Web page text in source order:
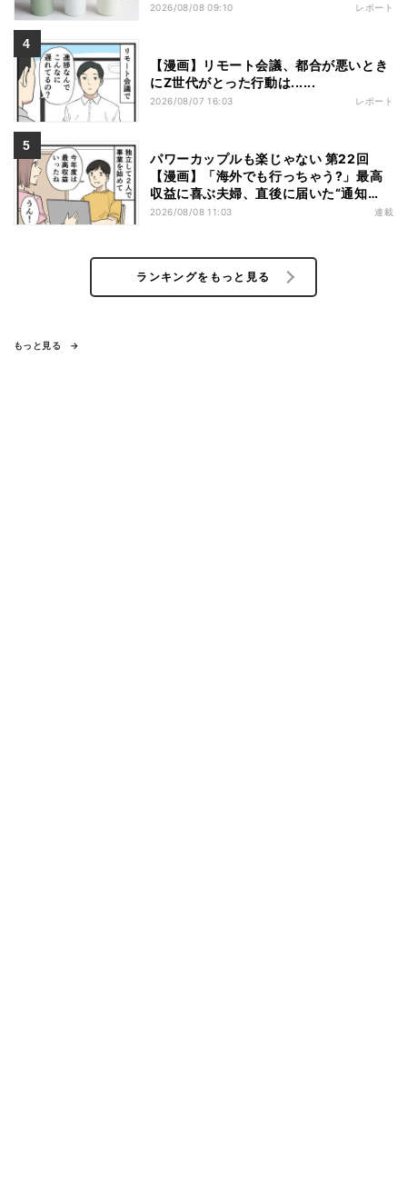
2026/08/08 09:10 レポート
【漫画】リモート会議、都合が悪いとき
にZ世代がとった行動は......
2026/08/07 16:03 レポート
パワーカップルも楽じゃない 第22回
【漫画】「海外でも行っちゃう?」最高
収益に喜ぶ夫婦、直後に届いた“通知
書”で現実に戻された
2026/08/08 11:03 連載
ランキングをもっと見る
もっと見る